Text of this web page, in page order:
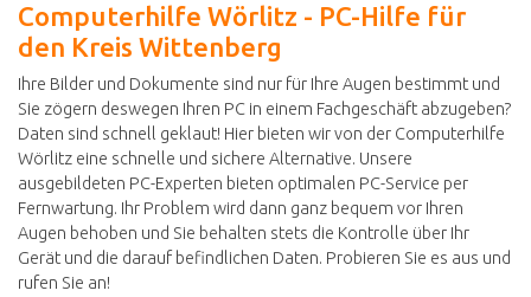
Computerhilfe Wörlitz - PC-Hilfe für
den Kreis Wittenberg
Ihre Bilder und Dokumente sind nur für Ihre Augen bestimmt und
Sie zögern deswegen Ihren PC in einem Fachgeschäft abzugeben?
Daten sind schnell geklaut! Hier bieten wir von der Computerhilfe
Wörlitz eine schnelle und sichere Alternative. Unsere
ausgebildeten PC-Experten bieten optimalen PC-Service per
Fernwartung. Ihr Problem wird dann ganz bequem vor Ihren
Augen behoben und Sie behalten stets die Kontrolle über Ihr
Gerät und die darauf befindlichen Daten. Probieren Sie es aus und
rufen Sie an!